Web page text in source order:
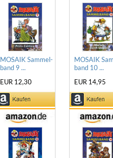
MOSAIK Sammel-
band 9 ...
EUR 12,30
MOSAIK
band 10 ...
EUR 14,95